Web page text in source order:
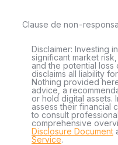
Clause de non-
Disclaimer: Investing
significant market
and the potential loss
disclaims all liability
Nothing provided
advice, a
or hold digital assets.
assess their financial
to consult
comprehensive
Disclosure Document
Service.